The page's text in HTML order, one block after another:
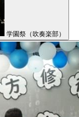
学園祭（吹奏楽部）